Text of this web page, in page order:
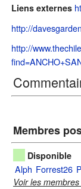
Liens externes
http://
http://
Membres
Disponible
Alph Forrest26
Voir les